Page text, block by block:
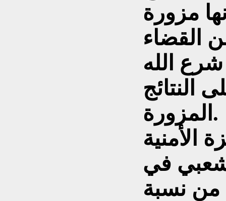
مزورة
القضاء
الله
النتائج
المزورة.
الأمنية
في
من نسبة